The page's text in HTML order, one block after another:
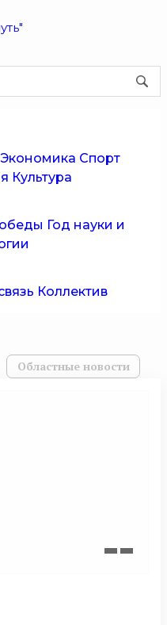
Экономика Спорт
Культура
Год науки и
Коллектив
Областные новости